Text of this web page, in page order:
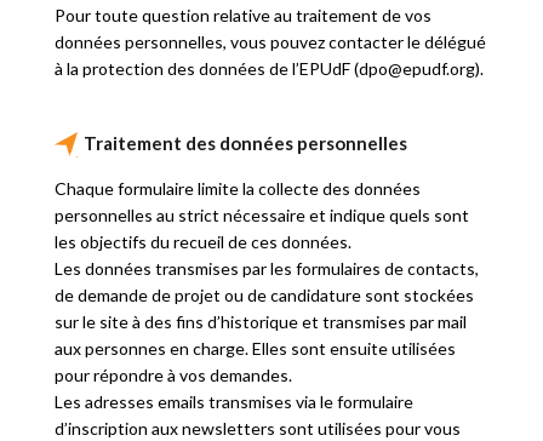
Pour toute question relative au traitement de vos
données personnelles, vous pouvez contacter le délégué
à la protection des données de l’EPUdF (dpo@epudf.org).
Traitement des données personnelles
Chaque formulaire limite la collecte des données
personnelles au strict nécessaire et indique quels sont
les objectifs du recueil de ces données.
Les données transmises par les formulaires de contacts,
de demande de projet ou de candidature sont stockées
sur le site à des fins d’historique et transmises par mail
aux personnes en charge. Elles sont ensuite utilisées
pour répondre à vos demandes.
Les adresses emails transmises via le formulaire
d’inscription aux newsletters sont utilisées pour vous